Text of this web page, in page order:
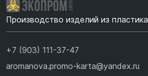
Производство изделий из пластика
+7 (903) 111-37-47
aromanova.promo-karta@yandex.ru